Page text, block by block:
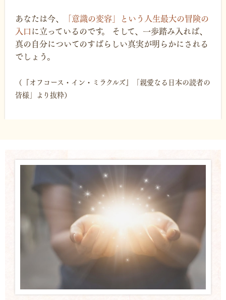
あなたは今、
「意識の変容」という人生最大の冒険の
入口 に立っているのです。 そして、一歩踏み入れば、
真の自分についてのすばらしい真実が明らかにされる
でしょう。
（『オフコース・イン・ミラクルズ』「親愛なる日本の読者の
皆様」より抜粋）